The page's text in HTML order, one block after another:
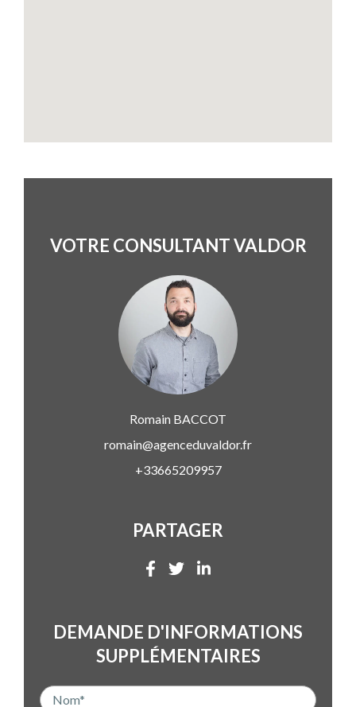
VOTRE CONSULTANT VALDOR
Romain BACCOT
romain@agenceduvaldor.fr
+33665209957
PARTAGER
DEMANDE D'INFORMATIONS
SUPPLÉMENTAIRES